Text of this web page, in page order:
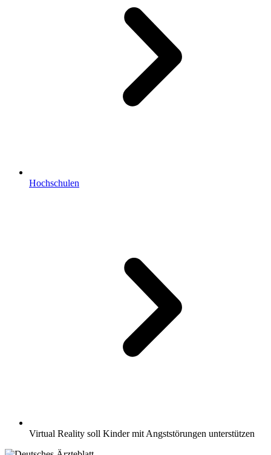
Hochschulen
Virtual Reality soll Kinder mit Angststörungen unterstützen